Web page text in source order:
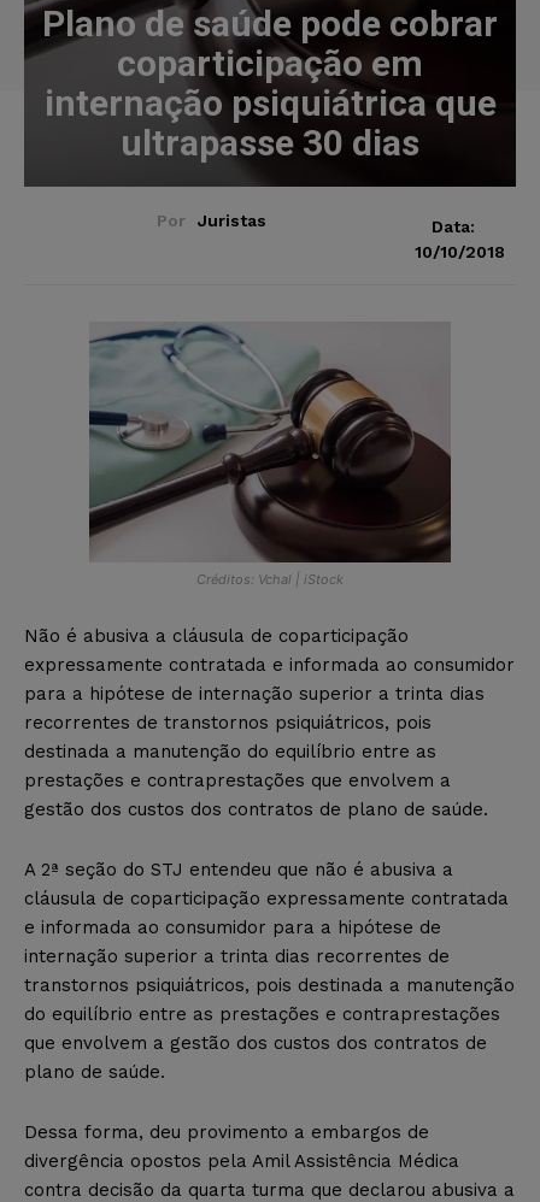
Plano de saúde pode cobrar
coparticipação em
internação psiquiátrica que
ultrapasse 30 dias
Por Juristas
Data:
10/10/2018
Créditos: Vchal | iStock
Não é abusiva a cláusula de coparticipação
expressamente contratada e informada ao consumidor
para a hipótese de internação superior a trinta dias
recorrentes de transtornos psiquiátricos, pois
destinada a manutenção do equilíbrio entre as
prestações e contraprestações que envolvem a
gestão dos custos dos contratos de plano de saúde.
A 2ª seção do STJ entendeu que não é abusiva a
cláusula de coparticipação expressamente contratada
e informada ao consumidor para a hipótese de
internação superior a trinta dias recorrentes de
transtornos psiquiátricos, pois destinada a manutenção
do equilíbrio entre as prestações e contraprestações
que envolvem a gestão dos custos dos contratos de
plano de saúde.
Dessa forma, deu provimento a embargos de
divergência opostos pela Amil Assistência Médica
contra decisão da quarta turma que declarou abusiva a